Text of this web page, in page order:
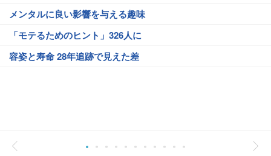
メンタルに良い影響を与える趣味
「モテるためのヒント」326人に
容姿と寿命 28年追跡で見えた差